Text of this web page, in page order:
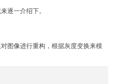
逐一介绍下。
图像进行重构，根据灰度变换来模